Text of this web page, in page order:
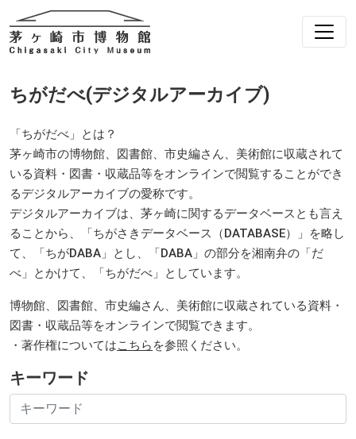
ちがだべ(デジタルアーカイブ)
「ちがだべ」とは？
茅ヶ崎市の博物館、図書館、市史編さん、美術館に収蔵されて
いる資料・図書・収蔵品等をオンラインで閲覧することができ
るデジタルアーカイブの愛称です。
デジタルアーカイブは、茅ヶ崎に関するデータベースとも言え
ることから、「ちがさきデータベース（DATABASE）」を略し
て、「ちがDABA」とし、「DABA」の部分を湘南弁の「だ
べ」とかけて、「ちがだべ」としています。
博物館、図書館、市史編さん、美術館に収蔵されている資料・
図書・収蔵品等をオンラインで閲覧できます。
・著作権についてはこちら を参照ください。
キーワード